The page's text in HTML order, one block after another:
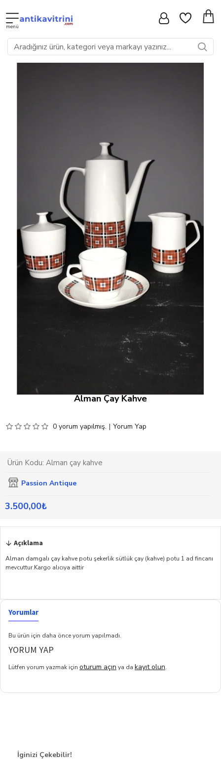
Alman Çay Kahve
0 yorum yapılmış. | Yorum Yap
3.500,00₺
Ürün Kodu: Alman çay kahve
Passion Antique
Açıklama
Alman damgalı çay kahve potu şekerlik sütlük çay (kahve) potu 1 ad fincanı
mevcuttur.Kargo alıcıya aittir
Yorumlar
Bu ürün için daha önce yorum yapılmadı.
YORUM YAP
Lütfen yorum yazmak için oturum açın ya da kayıt olun.
İginizi Çekebilir!